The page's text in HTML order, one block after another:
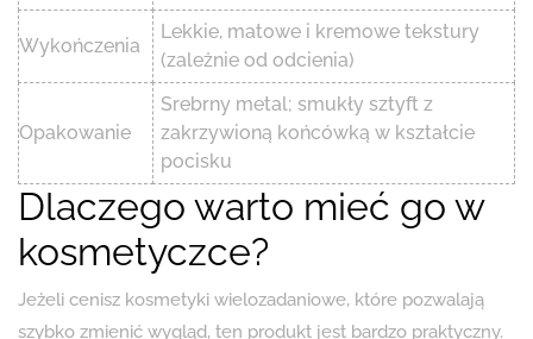
Wykończenia
Lekkie, matowe i kremowe tekstury
(zależnie od odcienia)
Opakowanie
Srebrny metal; smukły sztyft z
zakrzywioną końcówką w kształcie
pocisku
Dlaczego warto mieć go w
kosmetyczce?
Jeżeli cenisz kosmetyki wielozadaniowe, które pozwalają
szybko zmienić wygląd, ten produkt jest bardzo praktyczny.